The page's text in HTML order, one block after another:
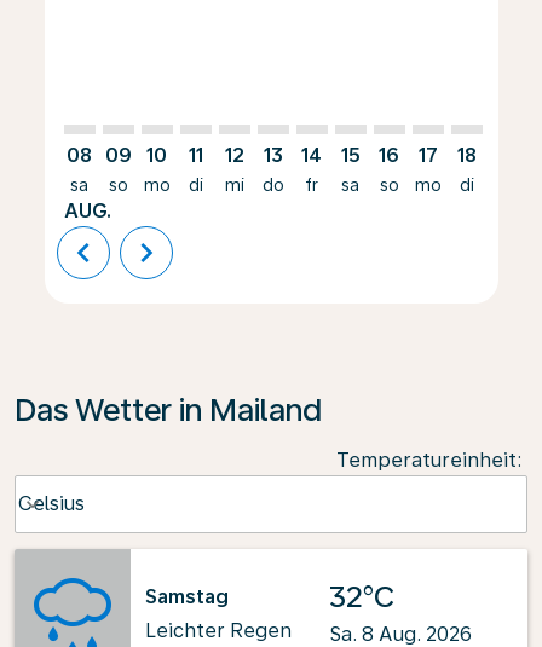
08
sa
AUG.
09
so
10
mo
11
di
12
mi
13
do
14
fr
15
sa
16
so
17
mo
18
di
chevron_left chevron_right
Das Wetter in Mailand
Temperatureinheit:
Celsius
keyboard_arrow_down
Samstag
Leichter Regen
32°C
Sa. 8 Aug. 2026